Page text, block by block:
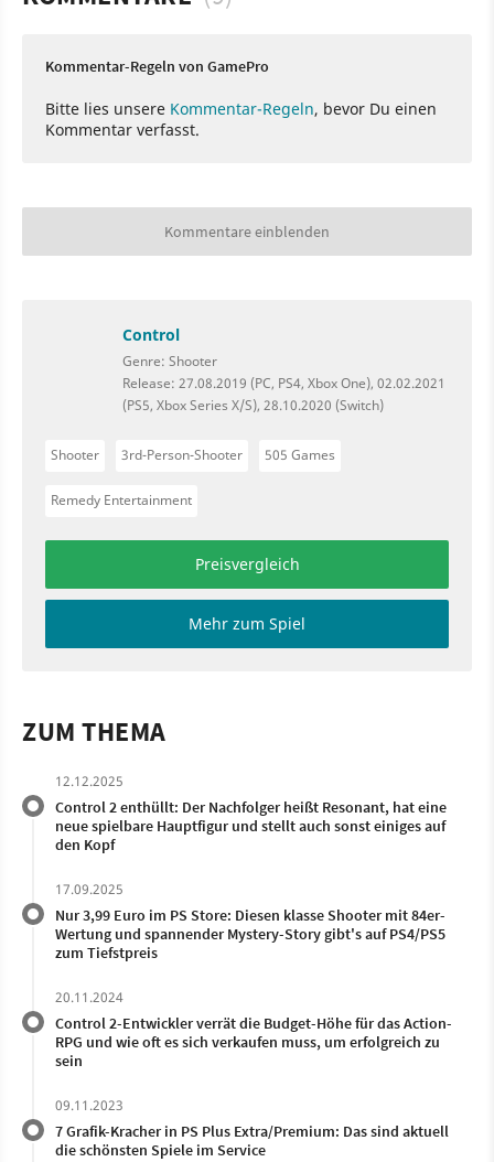
Kommentar-Regeln von GamePro
Bitte lies unsere Kommentar-Regeln, bevor Du einen
Kommentar verfasst.
Kommentare einblenden
Control
Genre: Shooter
Release: 27.08.2019 (PC, PS4, Xbox One), 02.02.2021
(PS5, Xbox Series X/S), 28.10.2020 (Switch)
Shooter 3rd-Person-Shooter 505 Games
Remedy Entertainment
Preisvergleich
Mehr zum Spiel
ZUM THEMA
12.12.2025
Control 2 enthüllt: Der Nachfolger heißt Resonant, hat eine
neue spielbare Hauptfigur und stellt auch sonst einiges auf
den Kopf
17.09.2025
Nur 3,99 Euro im PS Store: Diesen klasse Shooter mit 84er-
Wertung und spannender Mystery-Story gibt's auf PS4/PS5
zum Tiefstpreis
20.11.2024
Control 2-Entwickler verrät die Budget-Höhe für das Action-
RPG und wie oft es sich verkaufen muss, um erfolgreich zu
sein
09.11.2023
7 Grafik-Kracher in PS Plus Extra/Premium: Das sind aktuell
die schönsten Spiele im Service